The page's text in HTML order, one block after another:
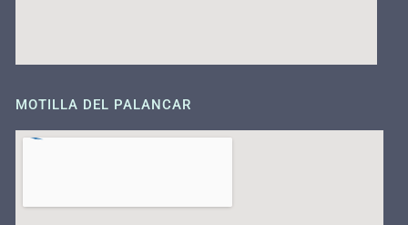
MOTILLA DEL PALANCAR